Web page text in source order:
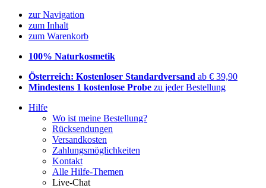
zur Navigation
zum Inhalt
zum Warenkorb
100% Naturkosmetik
Österreich: Kostenloser Standardversand ab € 39,90
Mindestens 1 kostenlose Probe zu jeder Bestellung
Hilfe
Wo ist meine Bestellung?
Rücksendungen
Versandkosten
Zahlungsmöglichkeiten
Kontakt
Alle Hilfe-Themen
Live-Chat